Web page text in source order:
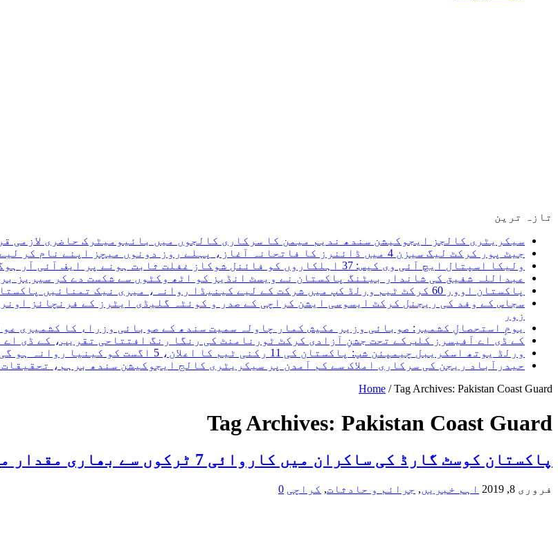
تازہ ترین
سیکریٹری کالجز ایجوکیشن سندھ ندیم میمن کا سرکاری کالجوں میں بائیومیٹرک حاضری لازمی
جیٹ پور کرکٹ لیگ سیزن 4 میں ڈائنرز کا فاتحانہ آغاز، پہلے روز دونوں میچز اپنے نام کر لیے یوسف جیٹ پور کی چار وکٹیں
ولیکا اسپتال ایچ آئی وی کیس: 37 اہلکاروں کو فائنل شوکاز غفلت ثابت ہونے پر ایف آئی آر ہوگی، سعید غنی
عبداللہ شفیق کی شاندار بیٹنگ پاکستان نے ویسٹ انڈیز کو اٹھ وکٹوں سے شکست دے کر سیریز
پاکستان اوور 60 کرکٹ ٹیم ورلڈ کپ میں شرکت کے لیے کینیڈا روانہ، میری نیک تمنائیں پاکستان کرکٹ ٹیم کے ساتھ ہیں۔ سعید غنی
سجاس کے وفد کی ریجنل کرکٹ ایسوسی ایشن کراچی کے صدر و کوئٹہ گلیڈی ایٹرز کے فرنچائز
زور
یومِ استحصالِ کشمیر: صوبائی وزیر مکیش کمار چاولہ سمیت سندھ کے صوبائی وزراء کا کشمیری
کے ڈی اے آفیسرز کلب کے تحت جشنِ آزادی کرکٹ ٹورنامنٹ کی رنگا رنگ افتتاحی تقریب، کے ڈی
ورلڈ یوتھ اسکریبل چیمپئن شپ: پاکستان کی 11 رکنی ٹیم کا اعلان، 5 اگست کو کینیا روانہ ہو گی
حیدرآباد ریجن کی سرکاری املاک سے کم آمدن پر سیکریٹری کالج ایجوکیشن سندھ برہم،
Home / Tag Archives: Pakistan Coast Guard
Tag Archives: Pakistan Coast Guard
پاکستان کوسٹ گارڈ کی ساکران میں کاروائی 7 ٹرکوں سے بھاری مقدار میں چھالیہ اور انڈین گٹکا برآمد
فروری 8, 2019 اہم خبریں, جرائم و حادثات, کراچی 0